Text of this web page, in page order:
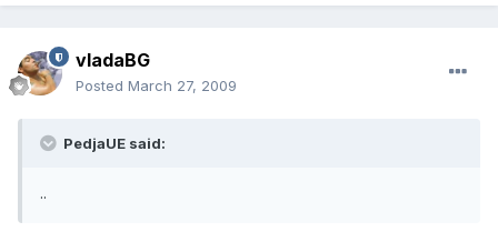
vladaBG
Posted March 27, 2009
PedjaUE said:
..